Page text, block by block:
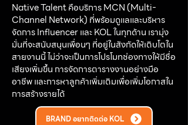
Native Talent คือบริการ MCN (Multi-
Channel Network) ที่พร้อมดูแลและบริหาร
จัดการ Influencer และ KOL ในทุกด้าน เรามุ่ง
มั่นที่จะสนับสนุนเพื่อนๆ ที่อยู่ในสังกัดให้เติบโตใน
สายงานนี้ ไม่ว่าจะเป็นการโปรโมทช่องทางให้มีชื่อ
เสียงเพิ่มขึ้น การจัดการตารางงานอย่างมือ
อาชีพ และการหาลูกค้าเพิ่มเติมเพื่อเพิ่มโอกาสใน
การสร้างรายได้
BRAND อยากติดต่อ KOL